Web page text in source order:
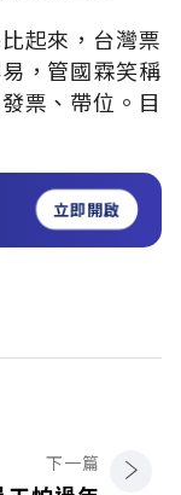
起來，台灣票
，管國霖笑稱
票、帶位。目
立即開啟
下一篇